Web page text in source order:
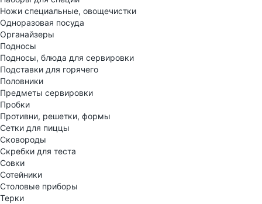
Ножи специальные, овощечистки
Одноразовая посуда
Органайзеры
Подносы
Подносы, блюда для сервировки
Подставки для горячего
Половники
Предметы сервировки
Пробки
Противни, решетки, формы
Сетки для пиццы
Сковороды
Скребки для теста
Совки
Сотейники
Столовые приборы
Терки